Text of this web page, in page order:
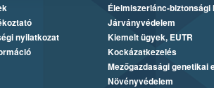
nyilatkozat
Élelmiszerlánc-biztonsági
Járványvédelem
Kiemelt ügyek, EUTR
Kockázatkezelés
Mezőgazdasági genetikai
Növényvédelem